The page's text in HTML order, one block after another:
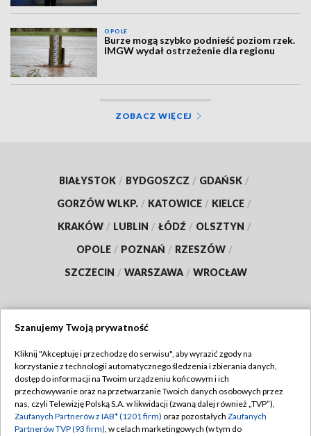
OPOLE
Burze mogą szybko podnieść poziom rzek.
IMGW wydał ostrzeżenie dla regionu
ZOBACZ WIĘCEJ
BIAŁYSTOK / BYDGOSZCZ / GDAŃSK /
GORZÓW WLKP. / KATOWICE / KIELCE /
KRAKÓW / LUBLIN / ŁÓDŹ / OLSZTYN /
OPOLE / POZNAŃ / RZESZÓW /
SZCZECIN / WARSZAWA / WROCŁAW
TVP
Abonament TVP
Emisja w TVP
Regulamin TVP
Polityka prywatności
Szanujemy Twoją prywatność
Kliknij "Akceptuję i przechodzę do serwisu", aby wyrazić zgody na
korzystanie z technologii automatycznego śledzenia i zbierania danych,
dostęp do informacji na Twoim urządzeniu końcowym i ich
przechowywanie oraz na przetwarzanie Twoich danych osobowych przez
nas, czyli Telewizję Polską S.A. w likwidacji (zwaną dalej również „TVP”),
Zaufanych Partnerów z IAB* (1201 firm) oraz pozostałych Zaufanych
Partnerów TVP (93 firm), w celach marketingowych (w tym do